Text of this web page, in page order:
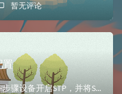
暂无评论
置
RSTP、MSTP基础配置实验组网任务步骤设备开启STP，并将STP模式切换为RSTP[S1]stp enable [S1]stp mode rstp [...